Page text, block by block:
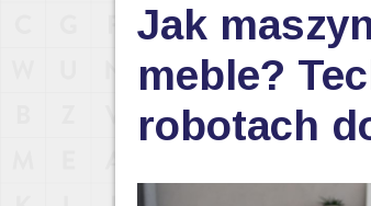
Jak
meble?
robotach